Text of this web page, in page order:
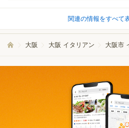
関連の情報をすべて
大阪 大阪 イタリアン 大阪市